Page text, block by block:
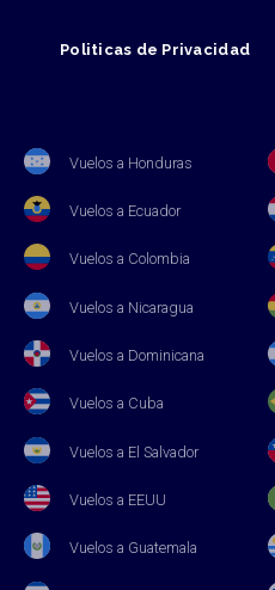
Politicas de Privacidad
Vuelos a Honduras
Vuelos a Ecuador
Vuelos a Colombia
Vuelos a Nicaragua
Vuelos a Dominicana
Vuelos a Cuba
Vuelos a El Salvador
Vuelos a EEUU
Vuelos a Guatemala